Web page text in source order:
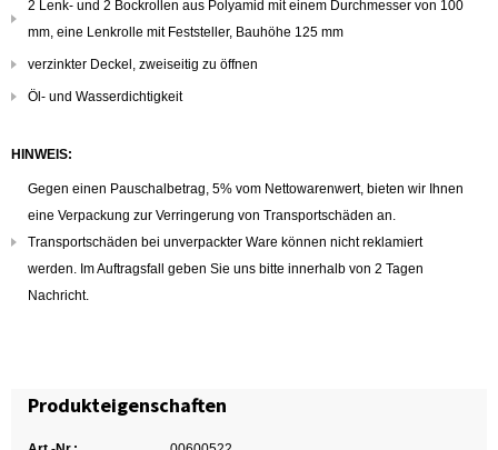
2 Lenk- und 2 Bockrollen aus Polyamid mit einem Durchmesser von 100
mm, eine Lenkrolle mit Feststeller, Bauhöhe 125 mm
verzinkter Deckel, zweiseitig zu öffnen
Öl- und Wasserdichtigkeit
HINWEIS:
Gegen einen Pauschalbetrag, 5% vom Nettowarenwert, bieten wir Ihnen
eine Verpackung zur Verringerung von Transportschäden an.
Transportschäden bei unverpackter Ware können nicht reklamiert
werden. Im Auftragsfall geben Sie uns bitte innerhalb von 2 Tagen
Nachricht.
Produkteigenschaften